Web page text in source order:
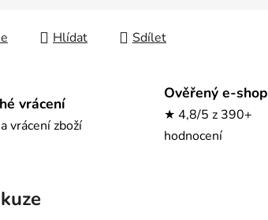
Hlídat Sdílet
vrácení
vrácení zboží
Ověřený e-shop
★ 4,8/5 z 390+
hodnocení